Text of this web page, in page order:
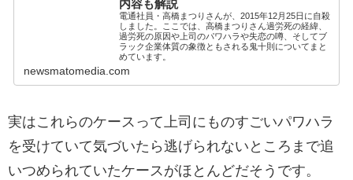
内容も解説
電通社員・高橋まつりさんが、2015年12月25日に自殺
しました。ここでは、高橋まつりさん過労死の経緯、
過労死の原因や上司のパワハラや失恋の噂、そしてブ
ラック企業体質の象徴ともされる鬼十則についてまと
めています。
newsmatomedia.com
実はこれらのケースって上司にものすごいパワハラ
を受けていて気づいたら逃げられないところまで追
いつめられていたケースがほとんどだそうです。